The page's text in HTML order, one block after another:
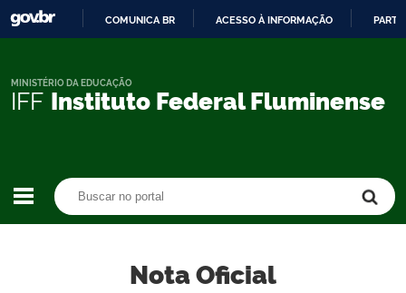
CONTEÚDO
COMUNICA BR ACESSO À INFORMAÇÃO
IFF Instituto Federal Fluminense
MINISTÉRIO DA EDUCAÇÃO
Nota Oficial